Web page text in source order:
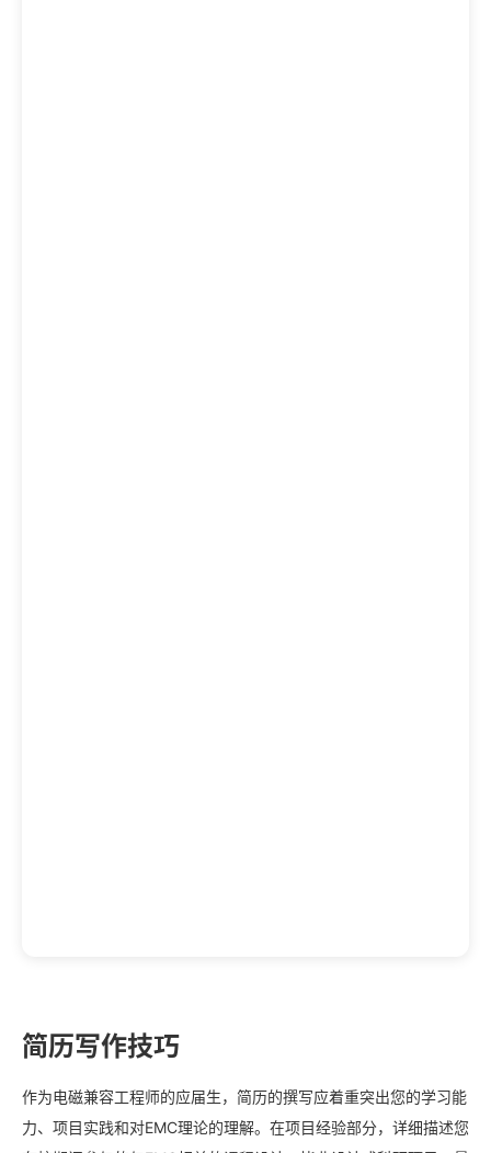
简历写作技巧
作为电磁兼容工程师的应届生，简历的撰写应着重突出您的学习能
力、项目实践和对EMC理论的理解。在项目经验部分，详细描述您